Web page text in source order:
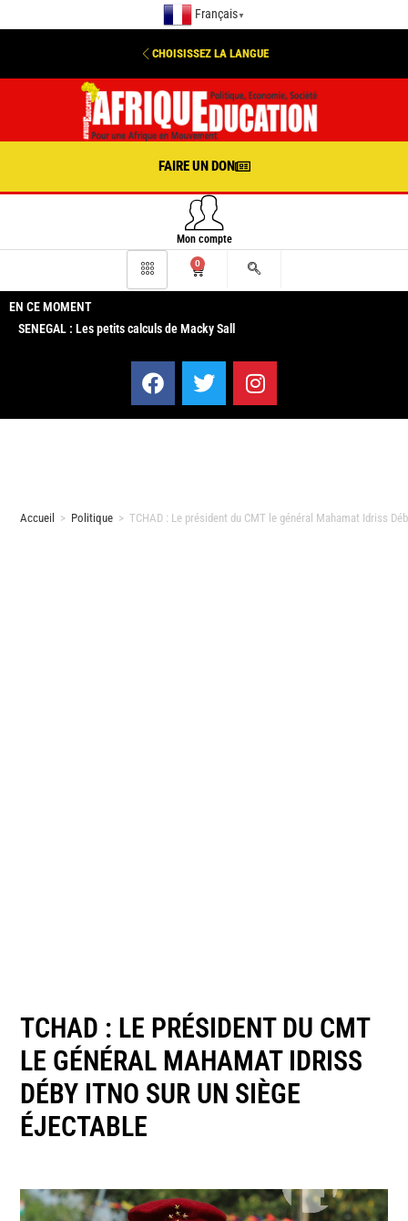
Français ▼
CHOISISSEZ LA LANGUE
FAIRE UN DON
Mon compte
0
EN CE MOMENT
SENEGAL : Les petits calculs de Macky Sall
Accueil > Politique > TCHAD : Le président du CMT le général Mahamat Idriss
TCHAD : LE PRÉSIDENT DU CMT
LE GÉNÉRAL MAHAMAT IDRISS
DÉBY ITNO SUR UN SIÈGE
ÉJECTABLE